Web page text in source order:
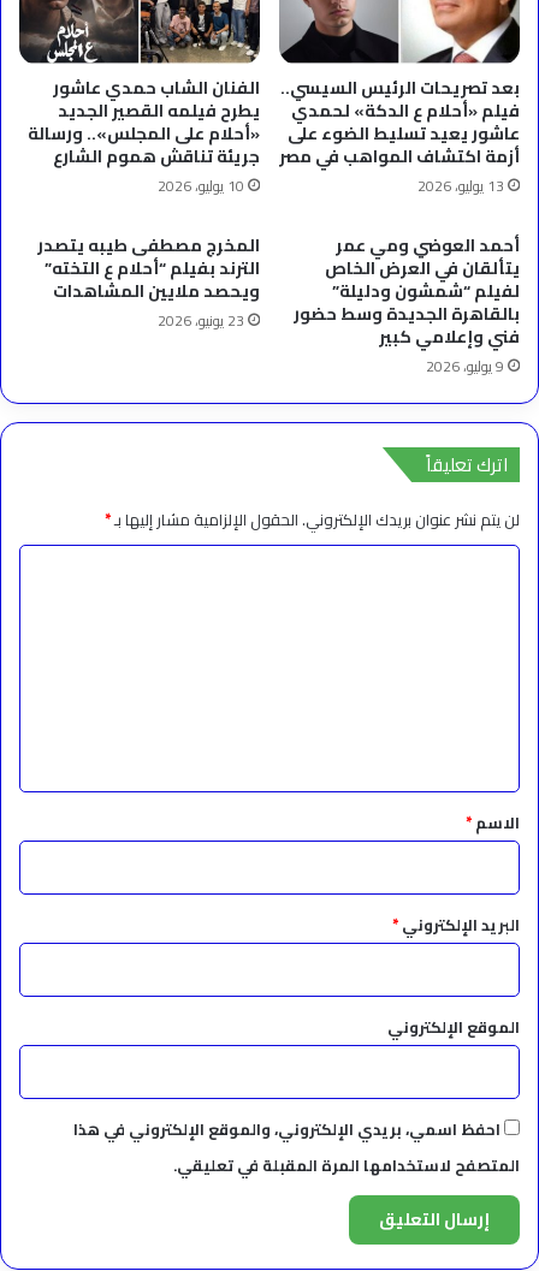
بعد تصريحات الرئيس السيسي..
فيلم «أحلام ع الدكة» لحمدي
عاشور يعيد تسليط الضوء على
أزمة اكتشاف المواهب في مصر
13 يوليو، 2026
الفنان الشاب حمدي عاشور
يطرح فيلمه القصير الجديد
«أحلام على المجلس».. ورسالة
جريئة تناقش هموم الشارع
10 يوليو، 2026
أحمد العوضي ومي عمر
يتألقان في العرض الخاص
لفيلم “شمشون ودليلة”
بالقاهرة الجديدة وسط حضور
فني وإعلامي كبير
9 يوليو، 2026
المخرج مصطفى طيبه يتصدر
الترند بفيلم “أحلام ع التخته”
ويحصد ملايين المشاهدات
23 يونيو، 2026
اترك تعليقاً
لن يتم نشر عنوان بريدك الإلكتروني.الحقول الإلزامية مشار إليها بـ*
*الاسم*
البريد الإلكتروني*
الموقع الإلكتروني
احفظ اسمي، بريدي الإلكتروني، والموقع الإلكتروني في هذا
المتصفح لاستخدامها المرة المقبلة في تعليقي.